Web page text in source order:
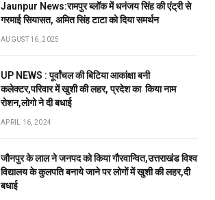
Jaunpur News:रामपुर ब्लॉक में धनंजय सिंह की एंट्री से
गरमाई सियासत, अमित सिंह टाटा को दिया समर्थन
AUGUST 16, 2025
UP NEWS : पूर्वांचल की बिटिया आकांक्षा बनी
कलेक्टर,परिवार में खुशी की लहर, प्रदेश का किया नाम
रोशन,लोगो ने दी बधाई
APRIL 16, 2024
जौनपुर के लाल ने जनपद को किया गौरवान्वित,उत्तराखंड विश्व
विद्यालय के कुलपति बनाये जाने पर लोगों में खुशी की लहर,दी
बधाई